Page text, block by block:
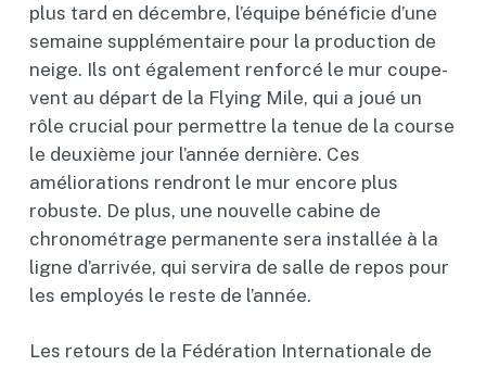
plus tard en décembre, l’équipe bénéficie d’une
semaine supplémentaire pour la production de
neige. Ils ont également renforcé le mur coupe-
vent au départ de la Flying Mile, qui a joué un
rôle crucial pour permettre la tenue de la course
le deuxième jour l’année dernière. Ces
améliorations rendront le mur encore plus
robuste. De plus, une nouvelle cabine de
chronométrage permanente sera installée à la
ligne d’arrivée, qui servira de salle de repos pour
les employés le reste de l’année.
Les retours de la Fédération Internationale de